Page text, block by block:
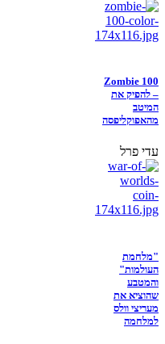
Zombie 100
– להפיק את
המיטב
מהאפוקליפסה
עדי פרל
"מלחמת
העולמות"
והמטבע
שהוציא את
מעריצי וולס
למלחמה